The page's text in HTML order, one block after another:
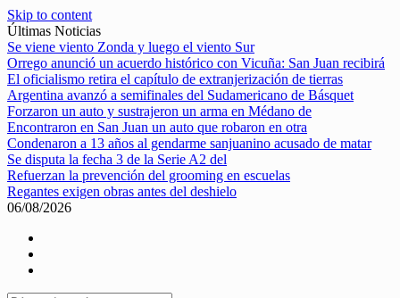
Skip to content
Últimas Noticias
Se viene viento Zonda y luego el viento Sur
Orrego anunció un acuerdo histórico con Vicuña: San Juan recibirá
El oficialismo retira el capítulo de extranjerización de tierras
Argentina avanzó a semifinales del Sudamericano de Básquet
Forzaron un auto y sustrajeron un arma en Médano de
Encontraron en San Juan un auto que robaron en otra
Condenaron a 13 años al gendarme sanjuanino acusado de matar
Se disputa la fecha 3 de la Serie A2 del
Refuerzan la prevención del grooming en escuelas
Regantes exigen obras antes del deshielo
06/08/2026